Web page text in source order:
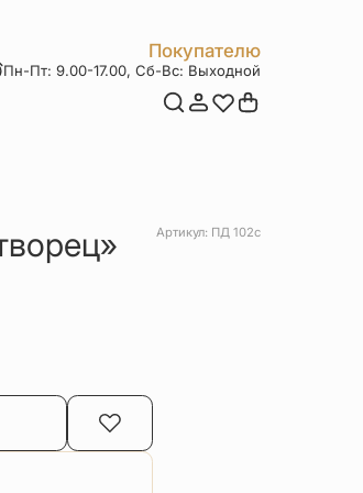
Покупателю
Акции
Пн-Пт: 9.00-17.00, Сб-Вс: Выходной
Артикул: ПД 102с